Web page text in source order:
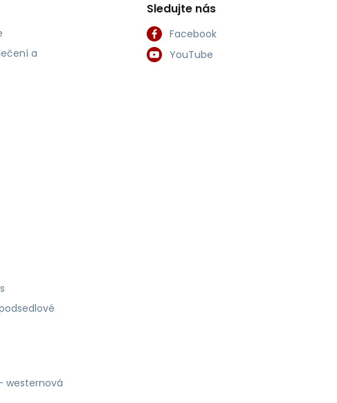
a
- westernová
Sledujte nás
Facebook
YouTube